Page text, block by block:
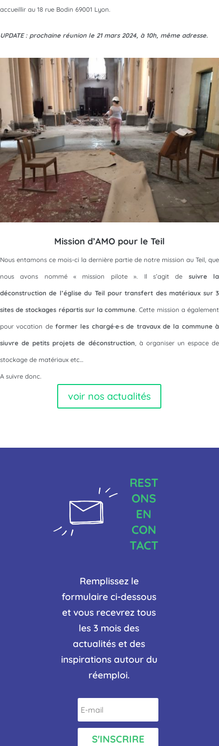
accueillir au 18 rue Bodin 69001 Lyon.
UPDATE : prochaine réunion le 21 mars 2024, à 10h, même adresse.
Mission d’AMO pour le Teil
Nous entamons ce mois-ci la dernière partie de notre mission au Teil, que
nous avons nommé « mission pilote ». Il s’agit de suivre la
déconstruction de l’église du Teil pour transfert des matériaux sur 3
sites de stockages répartis sur la commune. Cette mission a également
pour vocation deformer les chargé·e·s de travaux de la commune à
siuvre de petits projets de déconstruction, à organiser un espace de
stockage de matériaux etc…
A suivre donc.
voir nos actualités
REST
ONS
EN
CON
TACT
Remplissez le
formulaire ci-dessous
et vous recevrez tous
les 3 mois des
actualités et des
inspirations autour du
réemploi.
S'INSCRIRE